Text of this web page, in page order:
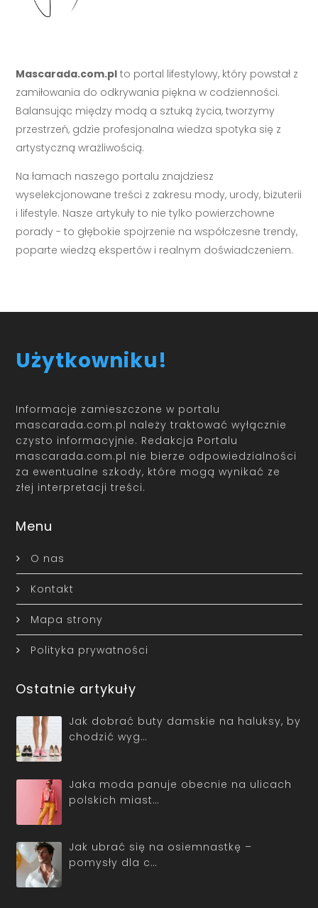
Mascarada.com.pl to portal lifestylowy, który powstał z
zamiłowania do odkrywania piękna w codzienności.
Balansując między modą a sztuką życia, tworzymy
przestrzeń, gdzie profesjonalna wiedza spotyka się z
artystyczną wrażliwością.
Na łamach naszego portalu znajdziesz
wyselekcjonowane treści z zakresu mody, urody, biżuterii
i lifestyle. Nasze artykuły to nie tylko powierzchowne
porady - to głębokie spojrzenie na współczesne trendy,
poparte wiedzą ekspertów i realnym doświadczeniem.
Użytkowniku!
Informacje zamieszczone w portalu
mascarada.com.pl należy traktować wyłącznie
czysto informacyjnie. Redakcja Portalu
mascarada.com.pl nie bierze odpowiedzialności
za ewentualne szkody, które mogą wynikać ze
złej interpretacji treści.
Menu
O nas
Kontakt
Mapa strony
Polityka prywatności
Ostatnie artykuły
Jak dobrać buty damskie na haluksy, by
chodzić wyg…
Jaka moda panuje obecnie na ulicach
polskich miast…
Jak ubrać się na osiemnastkę –
pomysły dla c…